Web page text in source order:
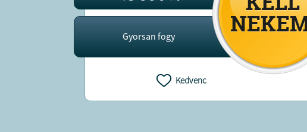
Gyorsan fogy
Kedvenc